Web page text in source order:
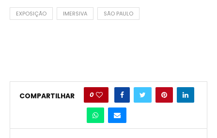
EXPOSIÇÃO IMERSIVA SÃO PAULO
COMPARTILHAR 0